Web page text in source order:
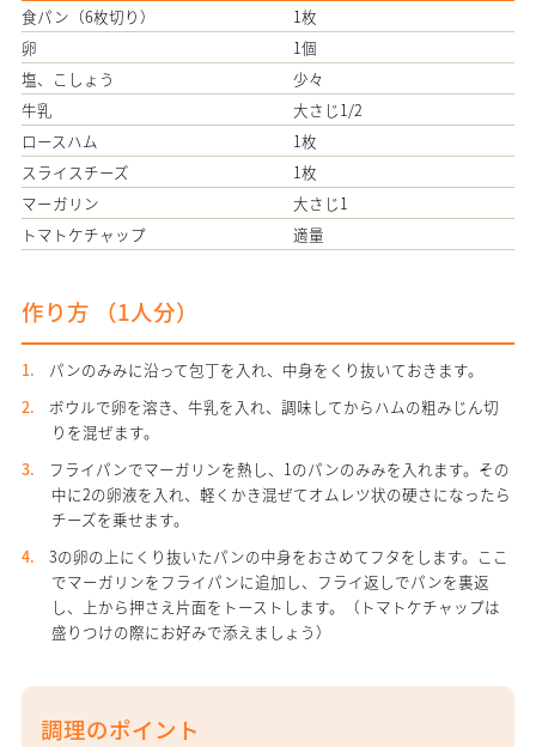
食パン（6枚切り）
1枚
卵
1個
塩、こしょう
少々
牛乳
大さじ1/2
ロースハム
1枚
スライスチーズ
1枚
マーガリン
大さじ1
トマトケチャップ
適量
作り方 （1人分）
パンのみみに沿って包丁を入れ、中身をくり抜いておきます。
ボウルで卵を溶き、牛乳を入れ、調味してからハムの粗みじん切
りを混ぜます。
フライパンでマーガリンを熱し、1のパンのみみを入れます。その
中に2の卵液を入れ、軽くかき混ぜてオムレツ状の硬さになったら
チーズを乗せます。
3の卵の上にくり抜いたパンの中身をおさめてフタをします。ここ
でマーガリンをフライパンに追加し、フライ返しでパンを裏返
し、上から押さえ片面をトーストします。（トマトケチャップは
盛りつけの際にお好みで添えましょう）
調理のポイント